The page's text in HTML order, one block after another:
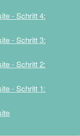
- Schritt 4:
- Schritt 3:
- Schritt 2:
- Schritt 1: